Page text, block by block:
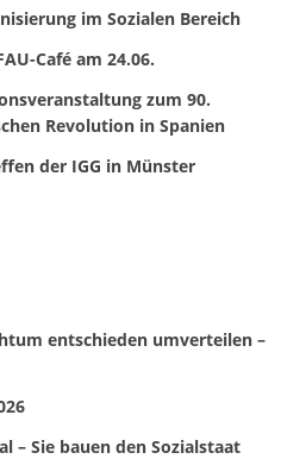
im Sozialen Bereich
Café am 24.06.
zum 90.
Revolution in Spanien
der IGG in Münster
entschieden umverteilen –
– Sie bauen den Sozialstaat